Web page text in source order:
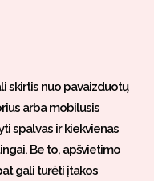
skirtis nuo pavaizduotų
arba mobilusis
spalvas ir kiekvienas
Be to, apšvietimo
gali turėti įtakos